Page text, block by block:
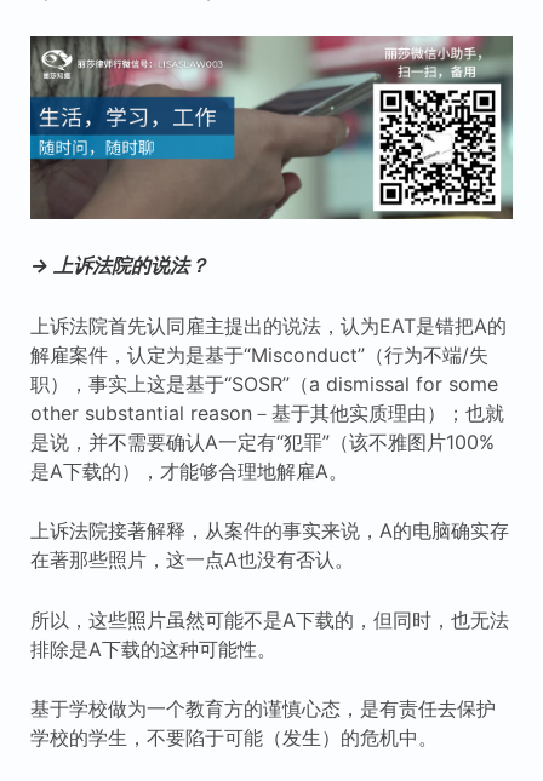
→ 上诉法院的说法？
上诉法院首先认同雇主提出的说法，认为EAT是错把A的
解雇案件，认定为是基于“Misconduct”（行为不端/失
职），事实上这是基于“SOSR”（a dismissal for some
other substantial reason－基于其他实质理由）；也就
是说，并不需要确认A一定有“犯罪”（该不雅图片100%
是A下载的），才能够合理地解雇A。
上诉法院接著解释，从案件的事实来说，A的电脑确实存
在著那些照片，这一点A也没有否认。
所以，这些照片虽然可能不是A下载的，但同时，也无法
排除是A下载的这种可能性。
基于学校做为一个教育方的谨慎心态，是有责任去保护
学校的学生，不要陷于可能（发生）的危机中。